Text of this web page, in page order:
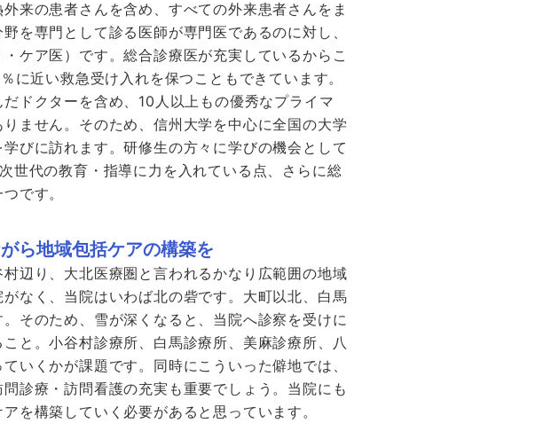
来の患者さんを含め、すべての外来患者さんをま
を専門として診る医師が専門医であるのに対し、
ケア医）です。総合診療医が充実しているからこ
近い救急受け入れを保つこともできています。
ドクターを含め、10人以上もの優秀なプライマ
ません。そのため、信州大学を中心に全国の大学
びに訪れます。研修生の方々に学びの機会として
世代の教育・指導に力を入れている点、さらに総
です。
ら地域包括ケアの構築を
辺り、大北医療圏と言われるかなり広範囲の地域
なく、当院はいわば北の砦です。大町以北、白馬
そのため、雪が深くなると、当院へ診察を受けに
と。小谷村診療所、白馬診療所、美麻診療所、八
いくかが課題です。同時にこういった僻地では、
診療・訪問看護の充実も重要でしょう。当院にも
を構築していく必要があると思っています。